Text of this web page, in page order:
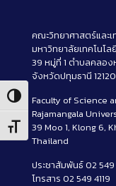
Toggle High Contrast
Toggle Font size
คณะวิทยาศาสตร์และเ
มหาวิทยาลัยเทคโนโ
39 หมู่ที่ 1 ตำบลคลอ
จังหวัดปทุมธานี 12120
Faculty of Science
Rajamangala
39 Moo 1, Klong 6,
Thailand
ประชาสัมพันธ์ 02 549
โทรสาร 02 549 4119